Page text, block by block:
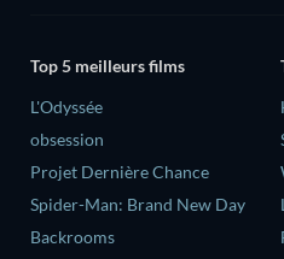
Top 5 meilleurs films
L'Odyssée
obsession
Projet Dernière Chance
Spider-Man: Brand New Day
Backrooms